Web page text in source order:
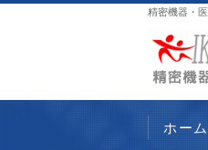
精密機器・
ホーム